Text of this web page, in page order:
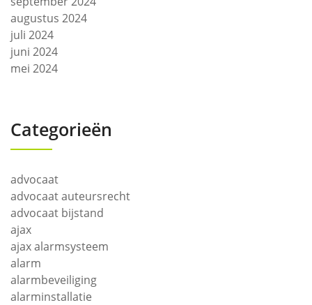
augustus 2024
juli 2024
juni 2024
mei 2024
Categorieën
advocaat
advocaat auteursrecht
advocaat bijstand
ajax
ajax alarmsysteem
alarm
alarmbeveiliging
alarminstallatie